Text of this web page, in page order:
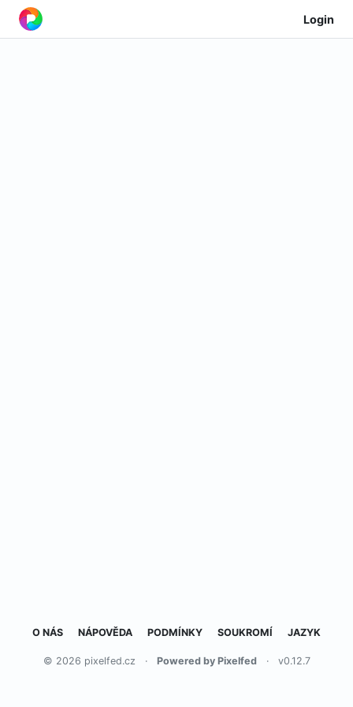
Login
O NÁS NÁPOVĚDA PODMÍNKY SOUKROMÍ JAZYK
© 2026 pixelfed.cz · Powered by Pixelfed · v0.12.7